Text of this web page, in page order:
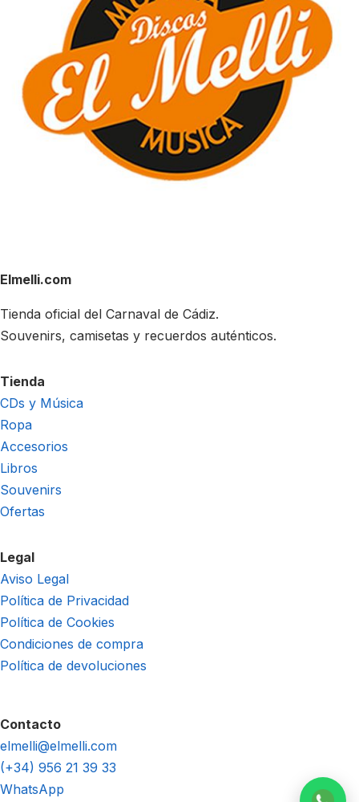
Elmelli.com
Tienda oficial del Carnaval de Cádiz.
Souvenirs, camisetas y recuerdos auténticos.
Tienda
CDs y Música
Ropa
Accesorios
Libros
Souvenirs
Ofertas
Legal
Aviso Legal
Política de Privacidad
Política de Cookies
Condiciones de compra
Política de devoluciones
Contacto
elmelli@elmelli.com
(+34) 956 21 39 33
WhatsApp